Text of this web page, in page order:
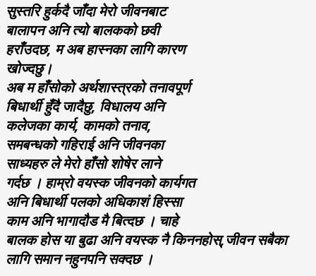
सुस्तरि हुर्कदै जाँदा मेरो जीवनबाट
बालापन अनि त्यो बालकको छवी
हराँउदछ, म अब हास्नका लागि कारण
खोज्दछु।
अब म हाँसोको अर्थशास्त्रको तनावपूर्ण
बिधार्थी हुँदै जादैछु, विधालय अनि
कलेजका कार्य, कामको तनाव,
समबन्धको गहिराई अनि जीवनका
साध्यहरु ले मेरो हाँसो शोषेर लाने
गर्दछ । हाम्रो वयस्क जीवनको कार्यगत
अनि बिधार्थी पलको अधिकाशं हिस्सा
काम अनि भागादौड मै बित्दछ । चाहे
बालक होस या बुढा अनि वयस्क नै किननहोस्‌,जीवन सबैका
लागि समान नहुनपनि सक्दछ ।